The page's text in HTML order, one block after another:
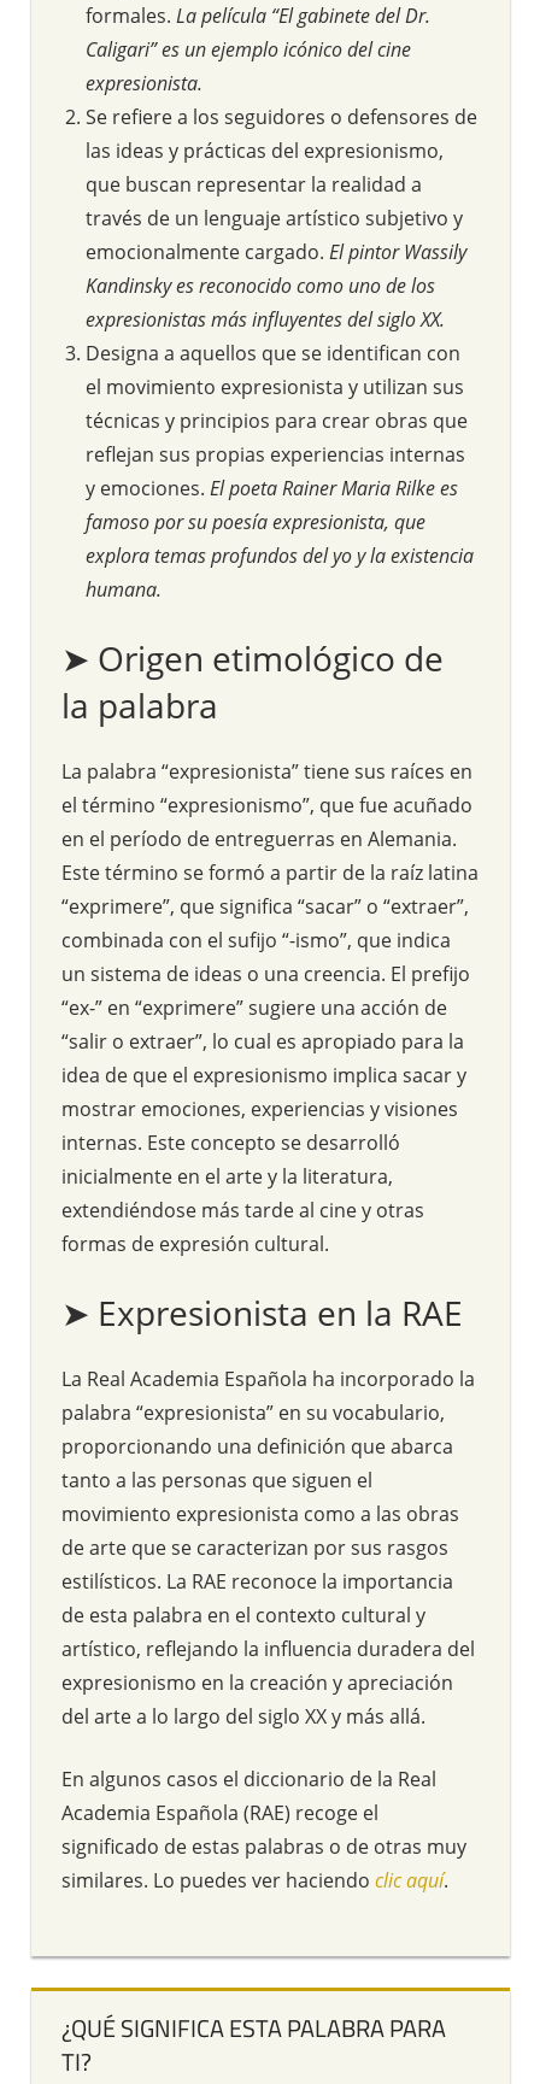
formales. La película “El gabinete del Dr.
Caligari” es un ejemplo icónico del cine
expresionista.
Se refiere a los seguidores o defensores de
las ideas y prácticas del expresionismo,
que buscan representar la realidad a
través de un lenguaje artístico subjetivo y
emocionalmente cargado. El pintor Wassily
Kandinsky es reconocido como uno de los
expresionistas más influyentes del siglo XX.
Designa a aquellos que se identifican con
el movimiento expresionista y utilizan sus
técnicas y principios para crear obras que
reflejan sus propias experiencias internas
y emociones. El poeta Rainer Maria Rilke es
famoso por su poesía expresionista, que
explora temas profundos del yo y la existencia
humana.
➤ Origen etimológico de
la palabra
La palabra “expresionista” tiene sus raíces en
el término “expresionismo”, que fue acuñado
en el período de entreguerras en Alemania.
Este término se formó a partir de la raíz latina
“exprimere”, que significa “sacar” o “extraer”,
combinada con el sufijo “-ismo”, que indica
un sistema de ideas o una creencia. El prefijo
“ex-” en “exprimere” sugiere una acción de
“salir o extraer”, lo cual es apropiado para la
idea de que el expresionismo implica sacar y
mostrar emociones, experiencias y visiones
internas. Este concepto se desarrolló
inicialmente en el arte y la literatura,
extendiéndose más tarde al cine y otras
formas de expresión cultural.
➤ Expresionista en la RAE
La Real Academia Española ha incorporado la
palabra “expresionista” en su vocabulario,
proporcionando una definición que abarca
tanto a las personas que siguen el
movimiento expresionista como a las obras
de arte que se caracterizan por sus rasgos
estilísticos. La RAE reconoce la importancia
de esta palabra en el contexto cultural y
artístico, reflejando la influencia duradera del
expresionismo en la creación y apreciación
del arte a lo largo del siglo XX y más allá.
En algunos casos el diccionario de la Real
Academia Española (RAE) recoge el
significado de estas palabras o de otras muy
similares. Lo puedes ver haciendo clic aquí.
¿QUÉ SIGNIFICA ESTA PALABRA PARA
TI?